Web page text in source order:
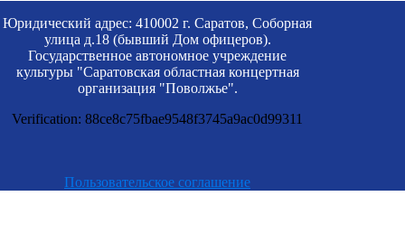
Юридический адрес: 410002 г. Саратов, Соборная
улица д.18 (бывший Дом офицеров).
Государственное автономное учреждение
культуры "Саратовская областная концертная
организация "Поволжье".
Verification: 88ce8c75fbae9548f3745a9ac0d99311
Пользовательское соглашение